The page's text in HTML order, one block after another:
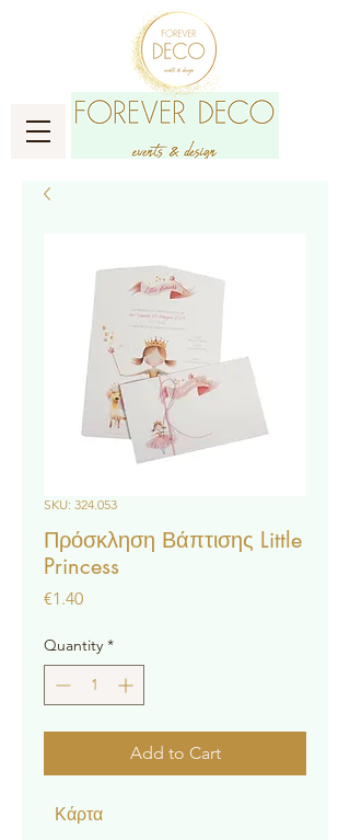
SKU: 324.053
Πρόσκληση Βάπτισης Little
Princess
€1.40Price
Quantity *
Add to Cart
Κάρτα